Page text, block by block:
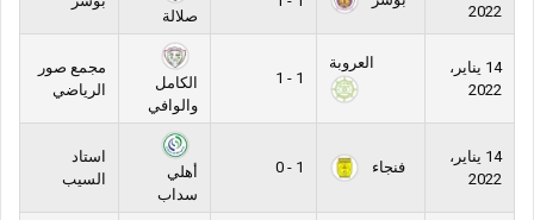
2022
صلالة
14 يناير،
2022
العروبة
1 - 1
الكامل
والوافي
مجمع صور
الرياضي
14 يناير،
2022
فنجاء 1 - 0
أهلي
سداب
استاد
السيب